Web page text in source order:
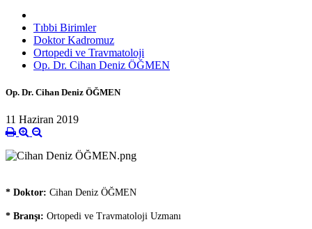
Tıbbi Birimler
Doktor Kadromuz
Ortopedi ve Travmatoloji
Op. Dr. Cihan Deniz ÖĞMEN
Op. Dr. Cihan Deniz ÖĞMEN
11 Haziran 2019
* Doktor: Cihan Deniz ÖĞMEN
* Branşı: Ortopedi ve Travmatoloji Uzmanı